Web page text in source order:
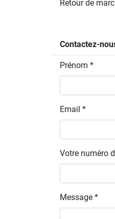
Retour de
Contactez-
Prénom *
Email *
Votre numéro
Message *